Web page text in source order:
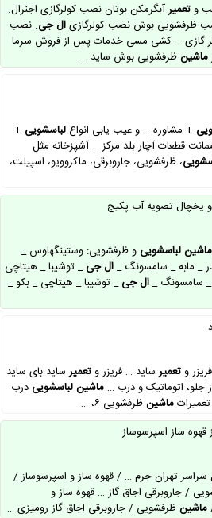
وتعمیرآبگرمکن بوتان نصب کولرگازی اجنرال.
ظرفشویی بوش نصب کولرگازیال جی. نصب
گازی … کشی مسی خدمات پس از فروش سرما
ماشینظرفشویی بوش ساید …
+ مشاوره … و عیب یابی انواع لباسشویی+
قطعات آچار بلد مرکز … آشپزخانه مثل
، ظرفشویی، جاروبرقی، ماکروویو، اسپیلت،
یخچال تصویه آب پکیج
ماشین لباسشوییو ظرفشویی: وستینگهاوس _
_ مابه _ سامسونگ _ال جی_ توشیبا _ هیتاچی
_ سامسونگ _ال جی_ توشیبا _ هیتاچی _ بکو _
وتعمیرساید … فریزر وتعمیرساید بای ساید
اتوماتیک و درب … ماشین لباسشوییدرب
ماشینظرفشویی ۶، …
ساز اسپرسوساز
/ جاروبرقی اجاق گاز … قهوه ساز و
ماشینظرفشویی / جاروبرقی اجاق گاز رومیزی …